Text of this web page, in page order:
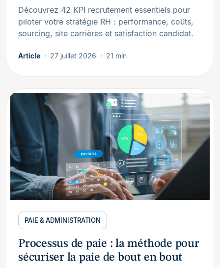
Découvrez 42 KPI recrutement essentiels pour
piloter votre stratégie RH : performance, coûts,
sourcing, site carrières et satisfaction candidat.
Article 27 juillet 2026 21 min
PAIE & ADMINISTRATION
Processus de paie : la méthode pour
sécuriser la paie de bout en bout